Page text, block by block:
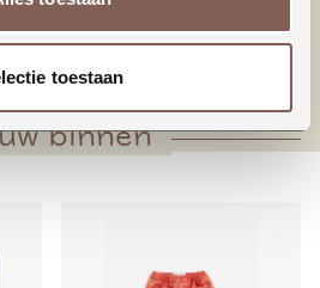
toestaan
(alleen meisjes)
binnen